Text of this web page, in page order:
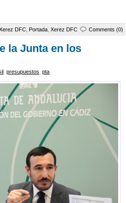
DFC Portada Xerez DFC Comments (0)
la Junta en los
presupuestos pta